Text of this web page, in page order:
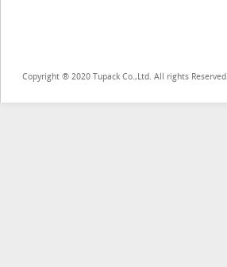
Copyright ® 2020 Tupack Co.,Ltd. All rights Reserved